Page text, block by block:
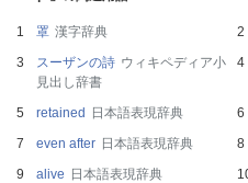
罩 漢字辞典
スーザンの詩 ウィキペディア小
見出し辞書
retained 日本語表現辞典
even after 日本語表現辞典
alive 日本語表現辞典